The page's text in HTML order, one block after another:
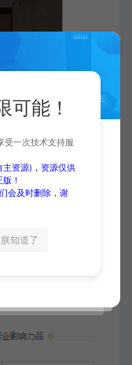
可能！
受一次技术支持服
主资源)，资源仅供
！
会及时删除，谢
朕知道了